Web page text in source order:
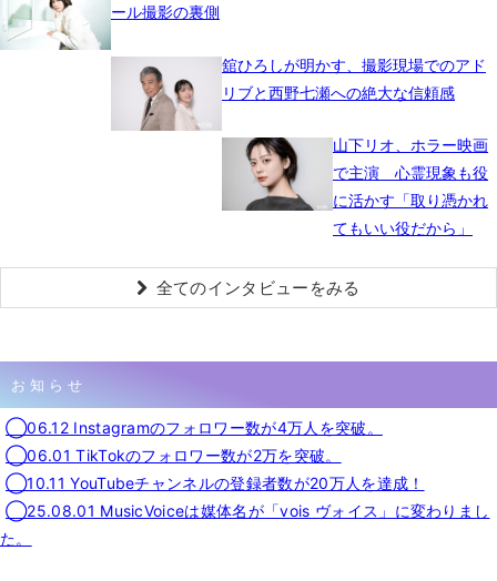
ール撮影の裏側
舘ひろしが明かす、撮影現場でのアド
リブと西野七瀬への絶大な信頼感
山下リオ、ホラー映画
で主演 心霊現象も役
に活かす「取り憑かれ
てもいい役だから」
全てのインタビューをみる
お知らせ
◯06.12 Instagramのフォロワー数が4万人を突破。
◯06.01 TikTokのフォロワー数が2万を突破。
◯10.11 YouTubeチャンネルの登録者数が20万人を達成！
◯25.08.01 MusicVoiceは媒体名が「vois ヴォイス」に変わりまし
た。